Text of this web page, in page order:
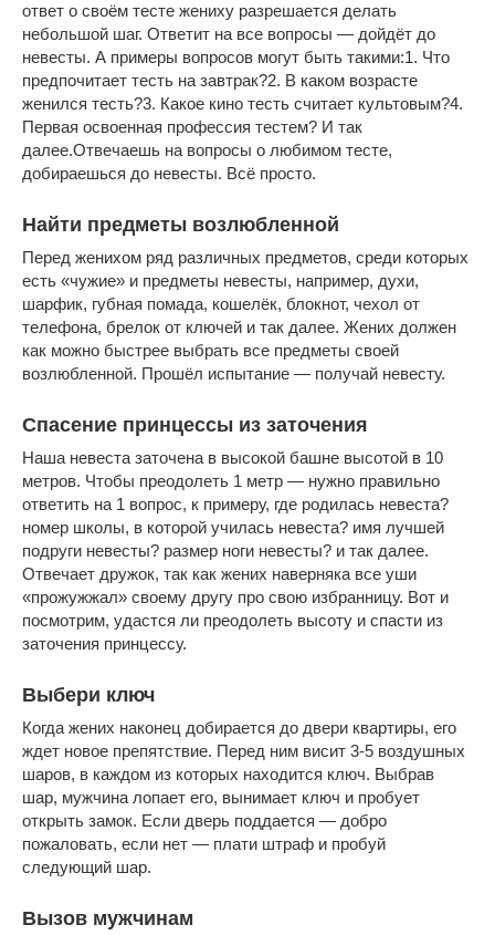
ответ о своём тесте жениху разрешается делать
небольшой шаг. Ответит на все вопросы — дойдёт до
невесты. А примеры вопросов могут быть такими:1. Что
предпочитает тесть на завтрак?2. В каком возрасте
женился тесть?3. Какое кино тесть считает культовым?4.
Первая освоенная профессия тестем? И так
далее.Отвечаешь на вопросы о любимом тесте,
добираешься до невесты. Всё просто.
Найти предметы возлюбленной
Перед женихом ряд различных предметов, среди которых
есть «чужие» и предметы невесты, например, духи,
шарфик, губная помада, кошелёк, блокнот, чехол от
телефона, брелок от ключей и так далее. Жених должен
как можно быстрее выбрать все предметы своей
возлюбленной. Прошёл испытание — получай невесту.
Спасение принцессы из заточения
Наша невеста заточена в высокой башне высотой в 10
метров. Чтобы преодолеть 1 метр — нужно правильно
ответить на 1 вопрос, к примеру, где родилась невеста?
номер школы, в которой училась невеста? имя лучшей
подруги невесты? размер ноги невесты? и так далее.
Отвечает дружок, так как жених наверняка все уши
«прожужжал» своему другу про свою избранницу. Вот и
посмотрим, удастся ли преодолеть высоту и спасти из
заточения принцессу.
Выбери ключ
Когда жених наконец добирается до двери квартиры, его
ждет новое препятствие. Перед ним висит 3-5 воздушных
шаров, в каждом из которых находится ключ. Выбрав
шар, мужчина лопает его, вынимает ключ и пробует
открыть замок. Если дверь поддается — добро
пожаловать, если нет — плати штраф и пробуй
следующий шар.
Вызов мужчинам